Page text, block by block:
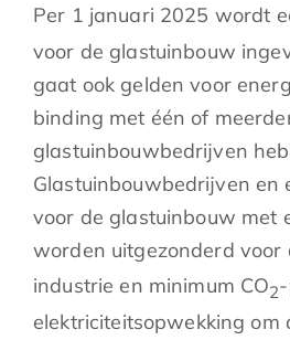
Per 1 januari 2025 wordt
voor de glastuinbouw
gaat ook gelden voor
binding met één of
glastuinbouwbedrijven
Glastuinbouwbedrijven en
voor de glastuinbouw met
worden uitgezonderd voor
industrie en minimum CO2
elektriciteitsopwekking om